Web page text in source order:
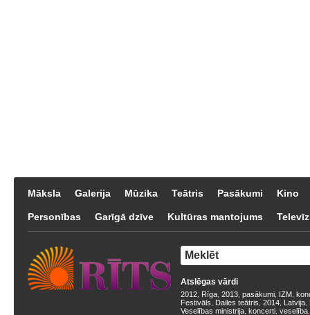
Māksla Galerija Mūzika Teātris Pasākumi Kino
Personības Garīgā dzīve Kultūras mantojums
Atslēgas vārdi
2012 Rīga 2013 pasākumi IZM
Festivāls
Dailes teātris 2014 Latvija
Veselības ministrija koncerti veselība